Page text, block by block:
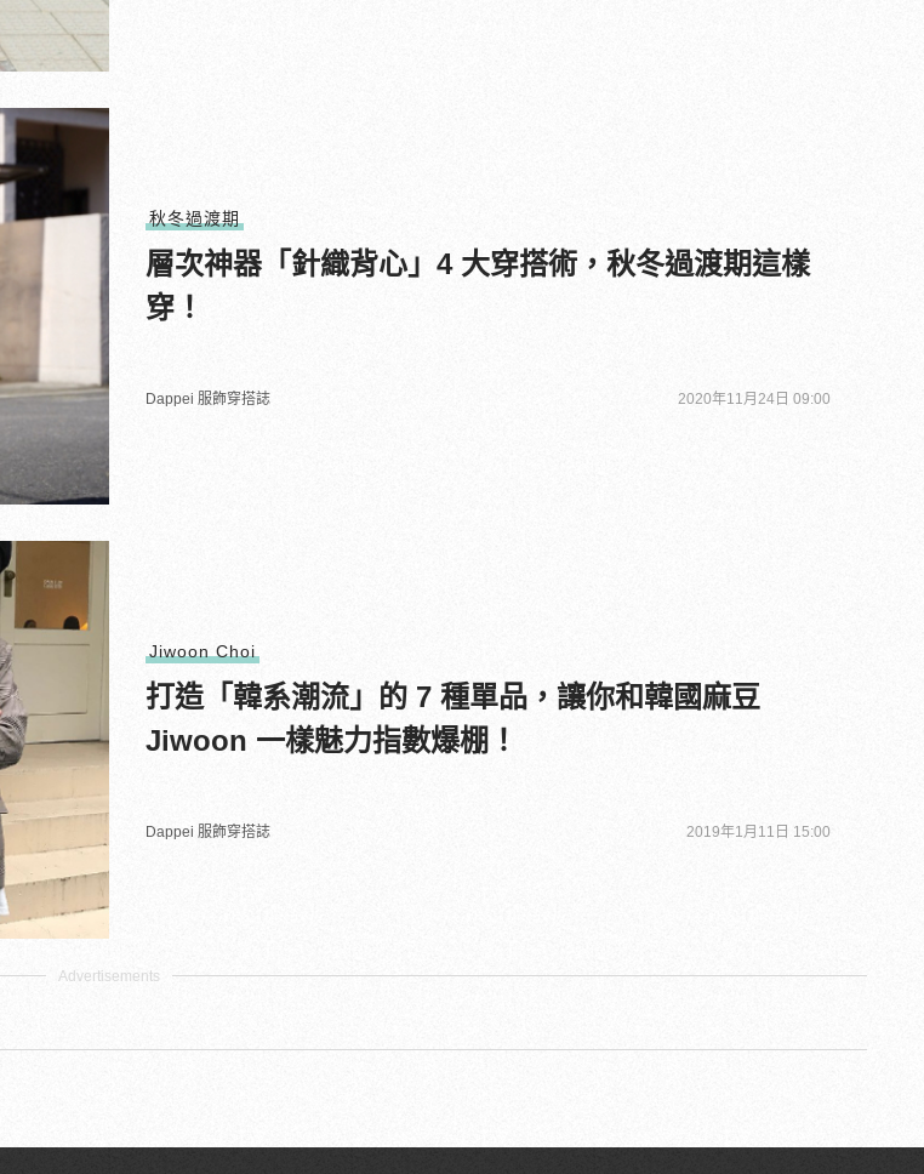
秋冬過渡期
層次神器「針織背心」4 大穿搭術，秋冬過渡期這樣
穿！
Dappei 服飾穿搭誌 2020年11月24日 09:00
Jiwoon Choi
打造「韓系潮流」的 7 種單品，讓你和韓國麻豆
Jiwoon 一樣魅力指數爆棚！
Dappei 服飾穿搭誌 2019年1月11日 15:00